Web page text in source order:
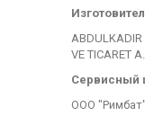
ABDULKADIR
VE TICARET
Сервисный
ООО